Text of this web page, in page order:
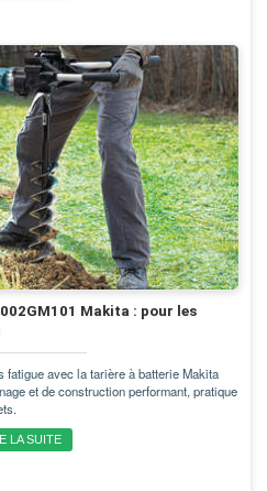
Makita : pour les
avec la tarière à batterie Makita
et de construction performant, pratique
LA SUITE